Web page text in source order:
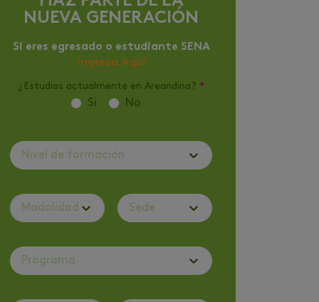
NUEVA GENERACIÓN
Si eres egresado o estudiante SENA
Ingresa Aquí
¿Estudias actualmente en Areandina? *
Si No
Nivel de formación
Modalidad Sede
Programa